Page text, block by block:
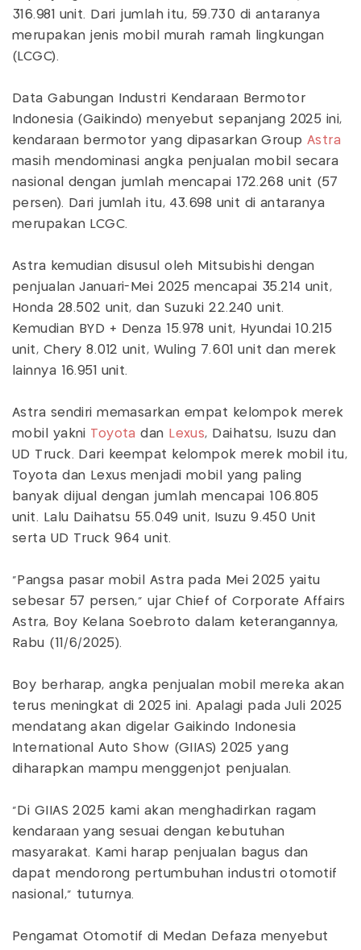
316.981 unit. Dari jumlah itu, 59.730 di antaranya
merupakan jenis mobil murah ramah lingkungan
(LCGC).
Data Gabungan Industri Kendaraan Bermotor
Indonesia (Gaikindo) menyebut sepanjang 2025 ini,
kendaraan bermotor yang dipasarkan GroupAstra
masih mendominasi angka penjualan mobil secara
nasional dengan jumlah mencapai 172.268 unit (57
persen). Dari jumlah itu, 43.698 unit di antaranya
merupakan LCGC.
Astra kemudian disusul oleh Mitsubishi dengan
penjualan Januari-Mei 2025 mencapai 35.214 unit,
Honda 28.502 unit, dan Suzuki 22.240 unit.
Kemudian BYD + Denza 15.978 unit, Hyundai 10.215
unit, Chery 8.012 unit, Wuling 7.601 unit dan merek
lainnya 16.951 unit.
Astra sendiri memasarkan empat kelompok merek
mobil yakni Toyota dan Lexus, Daihatsu, Isuzu dan
UD Truck. Dari keempat kelompok merek mobil itu,
Toyota dan Lexus menjadi mobil yang paling
banyak dijual dengan jumlah mencapai 106.805
unit. Lalu Daihatsu 55.049 unit, Isuzu 9.450 Unit
serta UD Truck 964 unit.
"Pangsa pasar mobil Astra pada Mei 2025 yaitu
sebesar 57 persen," ujar Chief of Corporate Affairs
Astra, Boy Kelana Soebroto dalam keterangannya,
Rabu (11/6/2025).
Boy berharap, angka penjualan mobil mereka akan
terus meningkat di 2025 ini. Apalagi pada Juli 2025
mendatang akan digelar Gaikindo Indonesia
International Auto Show (GIIAS) 2025 yang
diharapkan mampu menggenjot penjualan.
"Di GIIAS 2025 kami akan menghadirkan ragam
kendaraan yang sesuai dengan kebutuhan
masyarakat. Kami harap penjualan bagus dan
dapat mendorong pertumbuhan industri otomotif
nasional," tuturnya.
Pengamat Otomotif di Medan Defaza menyebut